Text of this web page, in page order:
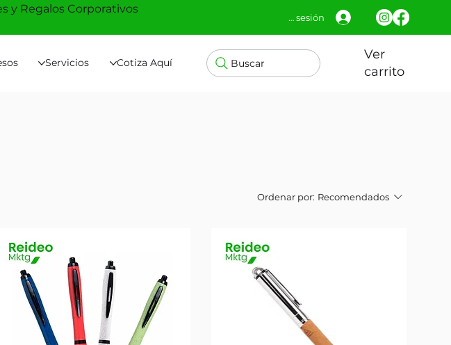
Servicios Cotiza Aquí Buscar
Ver
carrito
y Regalos Corporativos
Iniciar sesión
Ordenar por: Recomendados